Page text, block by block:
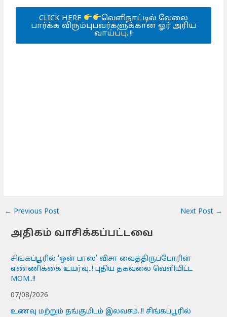
CLICK HERE வெளிநாட்டில் வேலை
பார்க்க விரும்புபவர்களுக்கான ஓர் அரிய
வாய்ப்பு..!!
← Previous Post Next Post →
அதிகம் வாசிக்கப்பட்டவை
சிங்கப்பூரில் ‘ஒன் பாஸ்’ விசா வைத்திருப்போரின்
எண்ணிக்கை உயர்வு..! புதிய தகவலை வெளியிட்ட
MOM..!!
07/08/2026
உணவு மற்றும் தங்குமிடம் இலவசம்..!! சிங்கப்பூரில்